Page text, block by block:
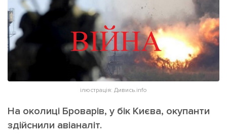
ІНШЕ
Інтерв'ю
Репортаж
Погляди
Ініціативи
Прес-релізи
Фото/Відео
Made in Lviv
ілюстрація: Дивись.info
На околиці Броварів, у бік Києва, окупанти
здійснили авіаналіт.